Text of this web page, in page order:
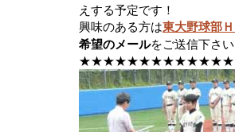
えする予定です！
興味のある方は東大野球部
希望のメールをご送信下さ